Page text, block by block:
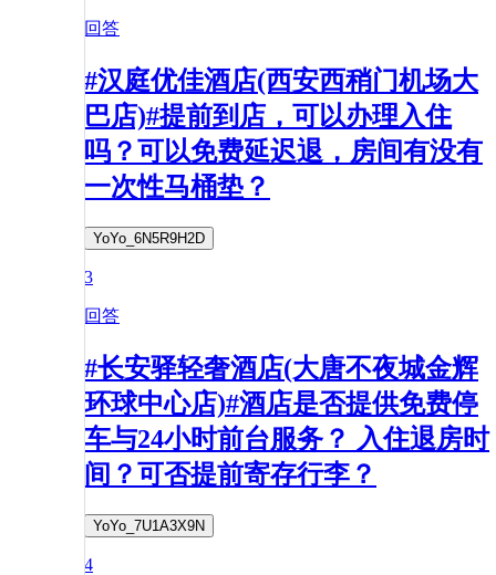
回答
#汉庭优佳酒店(西安西稍门机场大
巴店)#提前到店，可以办理入住
吗？可以免费延迟退，房间有没有
一次性马桶垫？
YoYo_6N5R9H2D
3
回答
#长安驿轻奢酒店(大唐不夜城金辉
环球中心店)#酒店是否提供免费停
车与24小时前台服务？ 入住退房时
间？可否提前寄存行李？
YoYo_7U1A3X9N
4